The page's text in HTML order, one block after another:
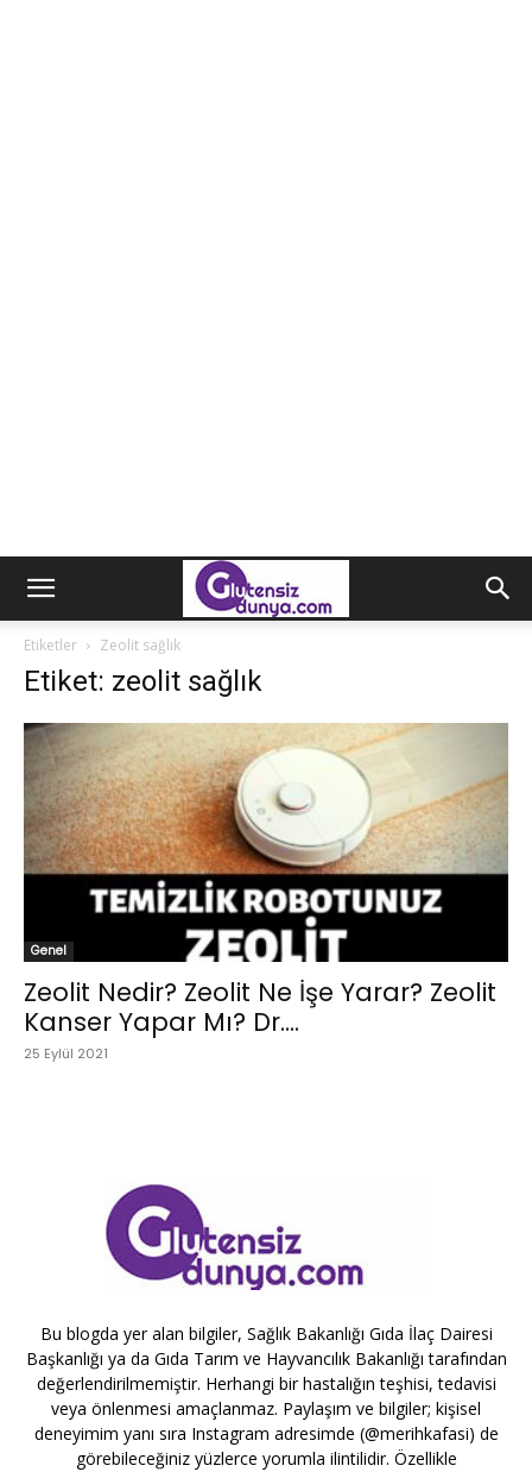
Etiketler Zeolit sağlık
Etiket: zeolit sağlık
Genel
Zeolit Nedir? Zeolit Ne İşe Yarar? Zeolit
Kanser Yapar Mı? Dr....
25 Eylül 2021
Bu blogda yer alan bilgiler, Sağlık Bakanlığı Gıda İlaç Dairesi
Başkanlığı ya da Gıda Tarım ve Hayvancılık Bakanlığı tarafından
değerlendirilmemiştir. Herhangi bir hastalığın teşhisi, tedavisi
veya önlenmesi amaçlanmaz. Paylaşım ve bilgiler; kişisel
deneyimim yanı sıra Instagram adresimde (@merihkafasi) de
görebileceğiniz yüzlerce yorumla ilintilidir. Özellikle